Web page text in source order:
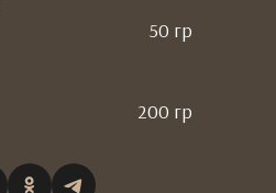
50 гр
200 гр